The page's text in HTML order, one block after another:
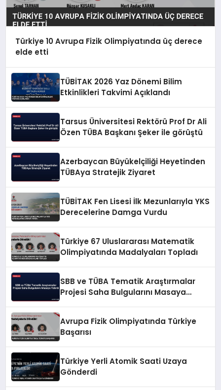
Türkiye 10 Avrupa Fizik Olimpiyatında üç derece
elde etti
TÜBİTAK 2026 Yaz Dönemi Bilim
Etkinlikleri Takvimi Açıklandı
Tarsus Üniversitesi Rektörü Prof Dr Ali
Özen TÜBA Başkanı Şeker ile görüştü
Azerbaycan Büyükelçiliği Heyetinden
TÜBAya Stratejik Ziyaret
TÜBİTAK Fen Lisesi İlk Mezunlarıyla YKS
Derecelerine Damga Vurdu
Türkiye 67 Uluslararası Matematik
Olimpiyatında Madalyaları Topladı
SBB ve TÜBA Tematik Araştırmalar
Projesi Saha Bulgularını Masaya
Avrupa Fizik Olimpiyatında Türkiye
Başarısı
Türkiye Yerli Atomik Saati Uzaya
Gönderdi